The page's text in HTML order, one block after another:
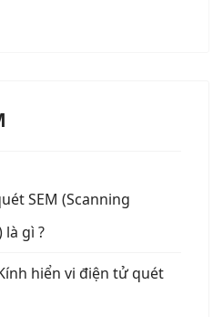
SEM (Scanning
gì ?
hiển vi điện tử quét